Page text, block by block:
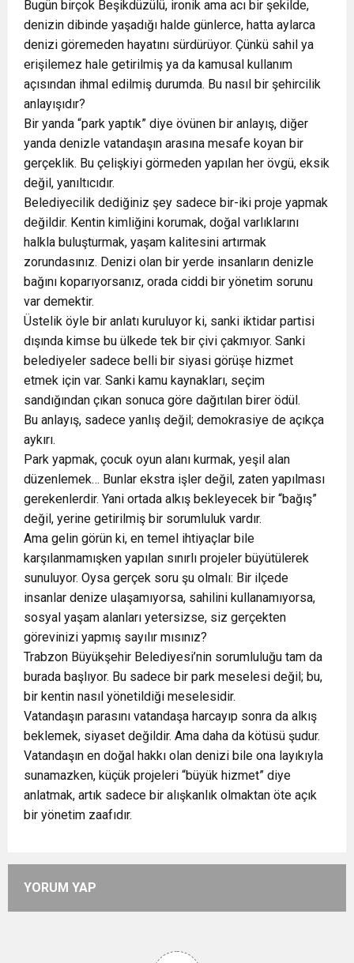
Bugün birçok Beşikdüzülü, ironik ama acı bir şekilde,
denizin dibinde yaşadığı halde günlerce, hatta aylarca
denizi göremeden hayatını sürdürüyor. Çünkü sahil ya
erişilemez hale getirilmiş ya da kamusal kullanım
açısından ihmal edilmiş durumda. Bu nasıl bir şehircilik
anlayışıdır?
Bir yanda “park yaptık” diye övünen bir anlayış, diğer
yanda denizle vatandaşın arasına mesafe koyan bir
gerçeklik. Bu çelişkiyi görmeden yapılan her övgü, eksik
değil, yanıltıcıdır.
Belediyecilik dediğiniz şey sadece bir-iki proje yapmak
değildir. Kentin kimliğini korumak, doğal varlıklarını
halkla buluşturmak, yaşam kalitesini artırmak
zorundasınız. Denizi olan bir yerde insanların denizle
bağını koparıyorsanız, orada ciddi bir yönetim sorunu
var demektir.
Üstelik öyle bir anlatı kuruluyor ki, sanki iktidar partisi
dışında kimse bu ülkede tek bir çivi çakmıyor. Sanki
belediyeler sadece belli bir siyasi görüşe hizmet
etmek için var. Sanki kamu kaynakları, seçim
sandığından çıkan sonuca göre dağıtılan birer ödül.
Bu anlayış, sadece yanlış değil; demokrasiye de açıkça
aykırı.
Park yapmak, çocuk oyun alanı kurmak, yeşil alan
düzenlemek… Bunlar ekstra işler değil, zaten yapılması
gerekenlerdir. Yani ortada alkış bekleyecek bir “bağış”
değil, yerine getirilmiş bir sorumluluk vardır.
Ama gelin görün ki, en temel ihtiyaçlar bile
karşılanmamışken yapılan sınırlı projeler büyütülerek
sunuluyor. Oysa gerçek soru şu olmalı: Bir ilçede
insanlar denize ulaşamıyorsa, sahilini kullanamıyorsa,
sosyal yaşam alanları yetersizse, siz gerçekten
görevinizi yapmış sayılır mısınız?
Trabzon Büyükşehir Belediyesi’nin sorumluluğu tam da
burada başlıyor. Bu sadece bir park meselesi değil; bu,
bir kentin nasıl yönetildiği meselesidir.
Vatandaşın parasını vatandaşa harcayıp sonra da alkış
beklemek, siyaset değildir. Ama daha da kötüsü şudur.
Vatandaşın en doğal hakkı olan denizi bile ona layıkıyla
sunamazken, küçük projeleri “büyük hizmet” diye
anlatmak, artık sadece bir alışkanlık olmaktan öte açık
bir yönetim zaafıdır.
YORUM YAP